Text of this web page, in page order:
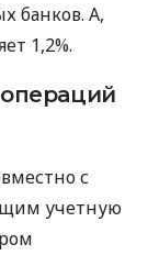
банков. А,
1,2%.
с
учетную